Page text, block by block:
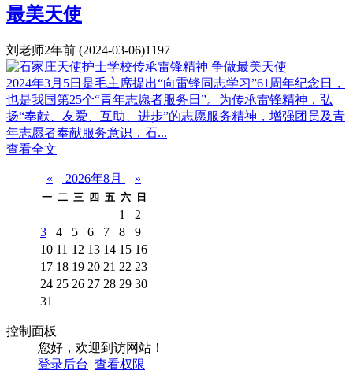
最美天使
刘老师2年前 (2024-03-06)1197
2024年3月5日是毛主席提出“向雷锋同志学习”61周年纪念日，
也是我国第25个“青年志愿者服务日”。为传承雷锋精神，弘
扬“奉献、友爱、互助、进步”的志愿服务精神，增强团员及青
年志愿者奉献服务意识，石...
查看全文
« 2026年8月 »
一 二 三 四 五 六 日
1
2
3
4 5 6 7 8
9
10 11 12 13 14 15 16
17 18 19 20 21 22 23
24 25 26 27 28 29 30
31
控制面板
您好，欢迎到访网站！
登录后台 查看权限